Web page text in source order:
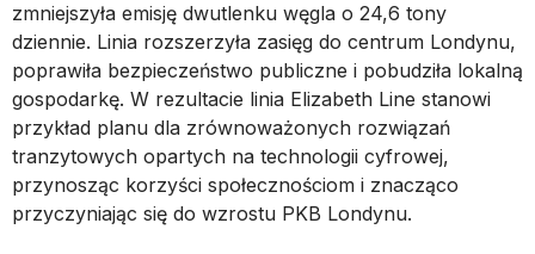
zmniejszyła emisję dwutlenku węgla o 24,6 tony
dziennie. Linia rozszerzyła zasięg do centrum Londynu,
poprawiła bezpieczeństwo publiczne i pobudziła lokalną
gospodarkę. W rezultacie linia Elizabeth Line stanowi
przykład planu dla zrównoważonych rozwiązań
tranzytowych opartych na technologii cyfrowej,
przynosząc korzyści społecznościom i znacząco
przyczyniając się do wzrostu PKB Londynu.